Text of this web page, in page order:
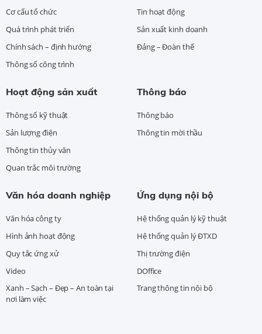
Cơ cấu tổ chức
Quá trình phát triển
Chính sách – định hướng
Thông số công trình
Tin hoạt động
Sản xuất kinh doanh
Đảng – Đoàn thể
Hoạt động sản xuất
Thông số kỹ thuật
Sản lượng điện
Thông tin thủy văn
Quan trắc môi trường
Thông báo
Thông báo
Thông tin mời thầu
Văn hóa doanh nghiệp
Văn hóa công ty
Hình ảnh hoạt động
Quy tắc ứng xử
Video
Xanh – Sạch – Đẹp – An toàn tại
nơi làm việc
Ứng dụng nội bộ
Hệ thống quản lý kỹ thuật
Hệ thống quản lý ĐTXD
Thị trường điện
DOffice
Trang thông tin nội bộ